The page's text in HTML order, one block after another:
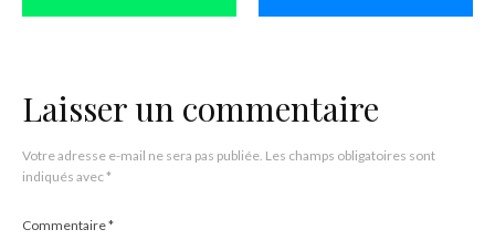
Laisser un commentaire
Votre adresse e-mail ne sera pas publiée. Les champs obligatoires sont
indiqués avec*
Commentaire*